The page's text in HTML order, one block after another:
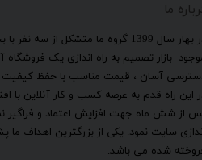
ما
​در بهار سال 1399 گروه ما متشکل از
بازار تصمیم به راه اندازی یک
آسان ، قیمت مناسب با حفظ کیفیت و
این راه قدم به عرصه کسب و کار آنلاین با
از شش ماه جهت افزایش اعتماد و فراگیر
سایت نمود. یکی از بزرگترین اهداف
شده می باشد.